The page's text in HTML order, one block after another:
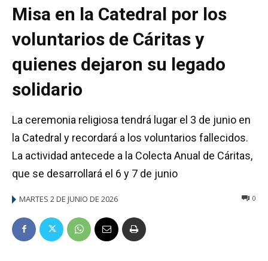
Misa en la Catedral por los
voluntarios de Cáritas y
quienes dejaron su legado
solidario
La ceremonia religiosa tendrá lugar el 3 de junio en
la Catedral y recordará a los voluntarios fallecidos.
La actividad antecede a la Colecta Anual de Cáritas,
que se desarrollará el 6 y 7 de junio
MARTES 2 DE JUNIO DE 2026 0